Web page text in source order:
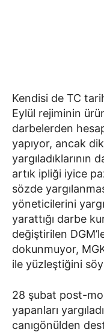
Kendisi de TC
Eylül rejiminin
darbelerden
yapıyor, ancak
yargıladıklarının
artık ipliği iyice
sözde
yöneticilerini
yarattığı darbe
değiştirilen
dokunmuyor,
ile yüzleştiğini
28 şubat post-
yapanları
canıgönülden